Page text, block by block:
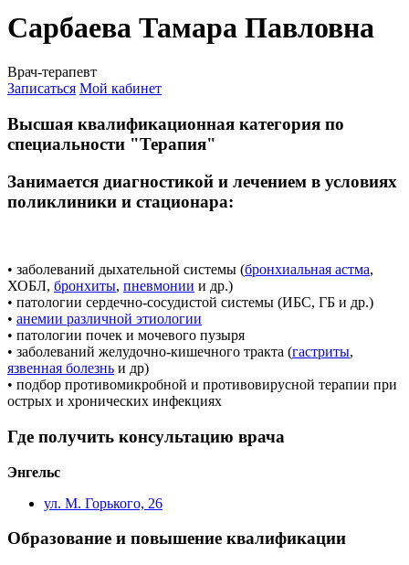
Сарбаева Тамара Павловна
Врач-терапевт
Записаться Мой кабинет
Высшая квалификационная категория по
специальности "Терапия"
Занимается диагностикой и лечением в условиях
поликлиники и стационара:
• заболеваний дыхательной системы (бронхиальная астма,
ХОБЛ, бронхиты, пневмонии и др.)
• патологии сердечно-сосудистой системы (ИБС, ГБ и др.)
• анемии различной этиологии
• патологии почек и мочевого пузыря
• заболеваний желудочно-кишечного тракта (гастриты,
язвенная болезнь и др)
• подбор противомикробной и противовирусной терапии при
острых и хронических инфекциях
Где получить консультацию врача
Энгельс
ул. М. Горького, 26
Образование и повышение квалификации